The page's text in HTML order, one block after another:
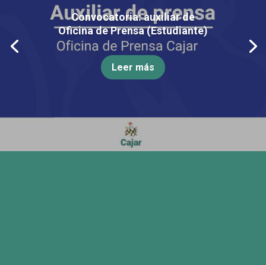
Convocatoria: auxiliar de
Oficina de Prensa (Estudiante)
Leer más